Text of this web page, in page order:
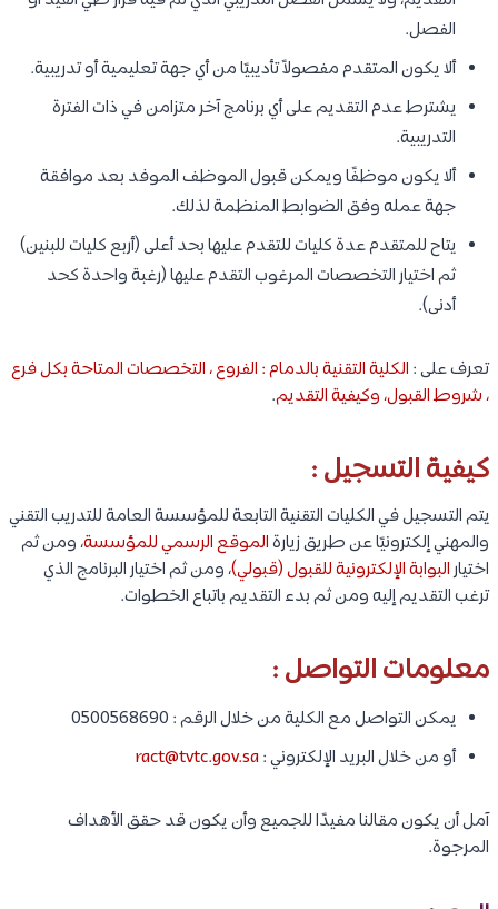
الفصل.
ألا يكون المتقدم مفصولاً تأديبيًا من أي جهة تعليمية أو تدريبية.
يشترط عدم التقديم على أي برنامج آخر متزامن في ذات الفترة
التدريبية.
ألا يكون موظفًا ويمكن قبول الموظف الموفد بعد موافقة
جهة عمله وفق الضوابط المنظمة لذلك.
يتاح للمتقدم عدة كليات للتقدم عليها بحد أعلى (أربع كليات للبنين)
ثم اختيار التخصصات المرغوب التقدم عليها (رغبة واحدة كحد
أدنى).​
تعرف على : الكلية التقنية بالدمام : الفروع ، التخصصات المتاحة بكل فرع
، شروط القبول، وكيفية التقديم.
كيفية التسجيل :
يتم التسجيل في الكليات التقنية التابعة للمؤسسة العامة للتدريب التقني
والمهني إلكترونيًا عن طريق زيارةالموقع الرسمي للمؤسسة، ومن ثم
اختيارالبوابة الإلكترونية للقبول (قبولي)، ومن ثم اختيار البرنامج الذي
ترغب التقديم إليه ومن ثم بدء التقديم باتباع الخطوات.
معلومات التواصل :
يمكن التواصل مع الكلية من خلال الرقم : 0500568690
أو من خلال البريد الإلكتروني :ract@tvtc.gov.sa
آمل أن يكون مقالنا مفيدًا للجميع وأن يكون قد حقق الأهداف
المرجوة.